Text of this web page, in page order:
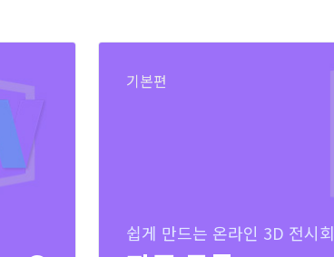
기본편
쉽게 만드는 온라인 3D 전시회